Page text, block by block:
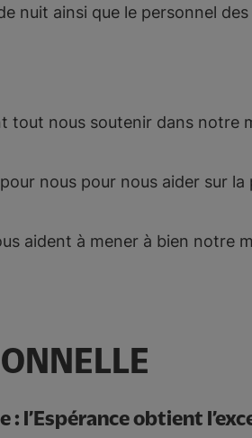
nuit ainsi que le personnel
tout nous soutenir dans notre
nous pour nous aider sur
aident à mener à bien notre
: l’Espérance obtient